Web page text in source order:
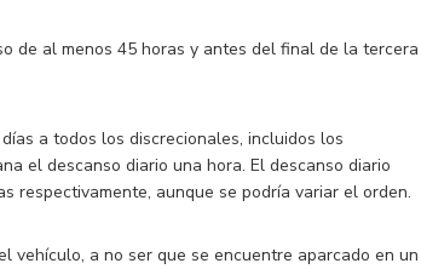
de al menos 45 horas y antes del final de la tercera
a todos los discrecionales, incluidos los
el descanso diario una hora. El descanso diario
respectivamente, aunque se podría variar el orden.
vehículo, a no ser que se encuentre aparcado en un